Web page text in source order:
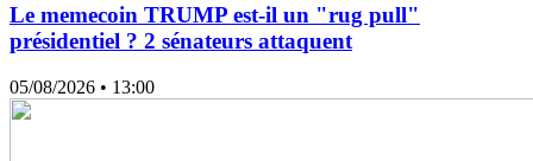
Le memecoin TRUMP est-il un "rug pull"
présidentiel ? 2 sénateurs attaquent
05/08/2026 • 13:00